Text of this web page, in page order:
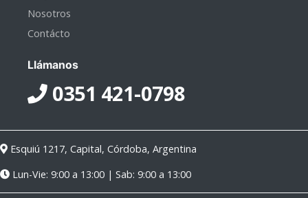
Nosotros
Contácto
Llámanos
0351 421-0798
Esquiú 1217, Capital, Córdoba, Argentina
Lun-Vie: 9:00 a 13:00 | Sab: 9:00 a 13:00